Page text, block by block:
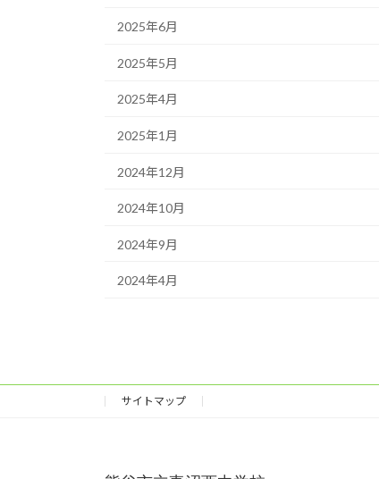
2025年6月
2025年5月
2025年4月
2025年1月
2024年12月
2024年10月
2024年9月
2024年4月
サイトマップ